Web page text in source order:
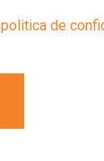
politica de